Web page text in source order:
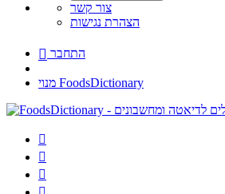
צור קשר
הצהרת נגישות
 התחבר
מנוי FoodsDictionary


